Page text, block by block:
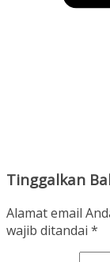
Tinggalkan
Alamat email
wajib ditandai *